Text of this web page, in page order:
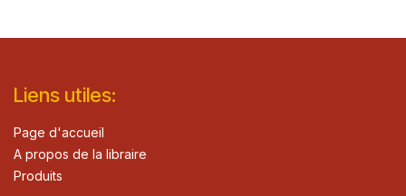
Lie​ns utiles:
Page d'accueil
A propos de la libraire
Produits